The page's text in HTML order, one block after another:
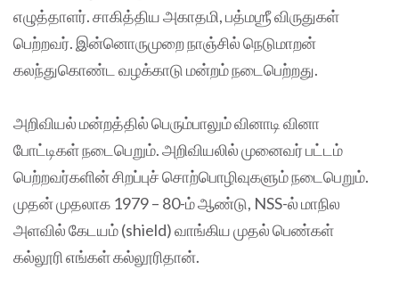
எழுத்தாளர். சாகித்திய அகாதமி, பத்மஶ்ரீ விருதுகள்
பெற்றவர். இன்னொருமுறை நாஞ்சில் நெடுமாறன்
கலந்துகொண்ட வழக்காடு மன்றம் நடைபெற்றது.
அறிவியல் மன்றத்தில் பெரும்பாலும் வினாடி வினா
போட்டிகள் நடைபெறும். அறிவியலில் முனைவர் பட்டம்
பெற்றவர்களின் சிறப்புச் சொற்பொழிவுகளும் நடைபெறும்.
முதன் முதலாக 1979 – 80-ம் ஆண்டு, NSS-ல் மாநில
அளவில் கேடயம் (shield) வாங்கிய முதல் பெண்கள்
கல்லூரி எங்கள் கல்லூரிதான்.